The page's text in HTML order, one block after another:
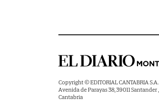
Copyright © EDITORIAL CANTABRIA S.A.
Avenida de Parayas 38, 39011 Santander ,
Cantabria